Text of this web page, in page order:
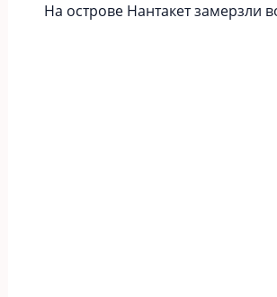
На острове Нантакет замерзли